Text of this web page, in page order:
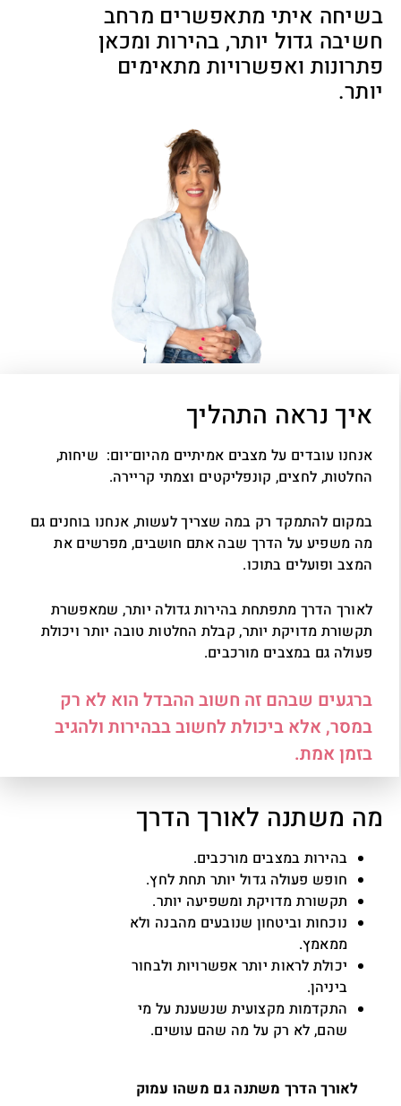
בשיחה איתי מתאפשרים מרחב
חשיבה גדול יותר, בהירות ומכאן
פתרונות ואפשרויות מתאימים
יותר.
איך נראה התהליך
אנחנו עובדים על מצבים אמיתיים מהיום־יום: שיחות,
החלטות, לחצים, קונפליקטים וצמתי קריירה.
במקום להתמקד רק במה שצריך לעשות, אנחנו בוחנים גם
מה משפיע על הדרך שבה אתם חושבים, מפרשים את
המצב ופועלים בתוכו.
לאורך הדרך מתפתחת בהירות גדולה יותר, שמאפשרת
תקשורת מדויקת יותר, קבלת החלטות טובה יותר ויכולת
פעולה גם במצבים מורכבים.
ברגעים שבהם זה חשוב ההבדל הוא לא רק
במסר, אלא ביכולת לחשוב בבהירות ולהגיב
בזמן אמת.
מה משתנה לאורך הדרך
בהירות במצבים מורכבים.
חופש פעולה גדול יותר תחת לחץ.
תקשורת מדויקת ומשפיעה יותר.
נוכחות וביטחון שנובעים מהבנה ולא
ממאמץ.
יכולת לראות יותר אפשרויות ולבחור
ביניהן.
התקדמות מקצועית שנשענת על מי
שהם, לא רק על מה שהם עושים.
לאורך הדרך משתנה גם משהו עמוק